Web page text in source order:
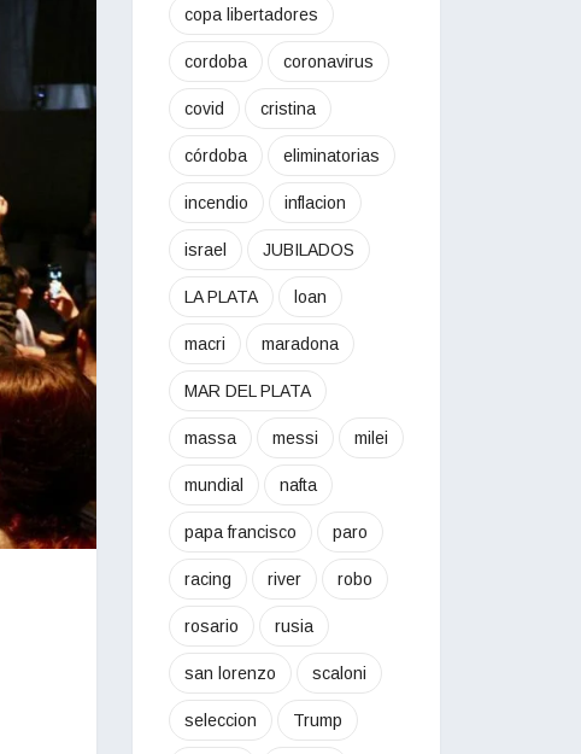
copa libertadores
cordoba coronavirus
covid cristina
córdoba eliminatorias
incendio inflacion
israel JUBILADOS
LA PLATA loan
macri maradona
MAR DEL PLATA
massa messi milei
mundial nafta
papa francisco paro
racing river robo
rosario rusia
san lorenzo scaloni
seleccion Trump